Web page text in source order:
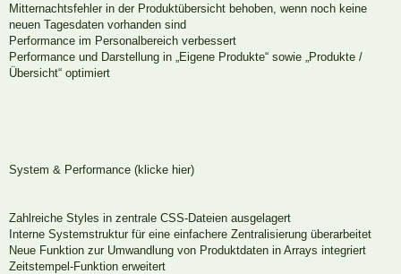
Mitternachtsfehler in der Produktübersicht behoben, wenn noch keine
neuen Tagesdaten vorhanden sind
Performance im Personalbereich verbessert
Performance und Darstellung in „Eigene Produkte“ sowie „Produkte /
Übersicht“ optimiert
System & Performance (klicke hier)
Zahlreiche Styles in zentrale CSS-Dateien ausgelagert
Interne Systemstruktur für eine einfachere Zentralisierung überarbeitet
Neue Funktion zur Umwandlung von Produktdaten in Arrays integriert
Zeitstempel-Funktion erweitert